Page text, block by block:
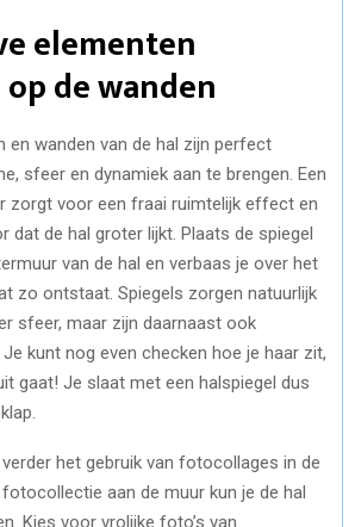
elementen
de wanden
en wanden van de hal zijn perfect
sfeer en dynamiek aan te brengen. Een
zorgt voor een fraai ruimtelijk effect en
dat de hal groter lijkt. Plaats de spiegel
van de hal en verbaas je over het
zo ontstaat. Spiegels zorgen natuurlijk
sfeer, maar zijn daarnaast ook
kunt nog even checken hoe je haar zit,
gaat! Je slaat met een halspiegel dus
het gebruik van fotocollages in de
aan de muur kun je de hal
Kies voor vrolijke foto’s van